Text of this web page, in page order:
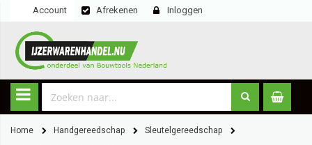
Account Afrekenen Inloggen
Home Handgereedschap Sleutelgereedschap